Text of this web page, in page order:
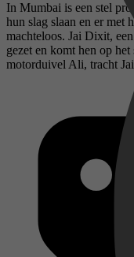
In Mumbai is een stel
hun slag slaan en er met
machteloos. Jai Dixit,
gezet en komt hen op het
motorduivel Ali, tracht Jai